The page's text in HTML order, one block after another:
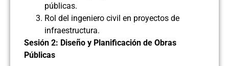
públicas.
Rol del ingeniero civil en proyectos de
infraestructura.
Sesión 2: Diseño y Planificación de Obras
Públicas